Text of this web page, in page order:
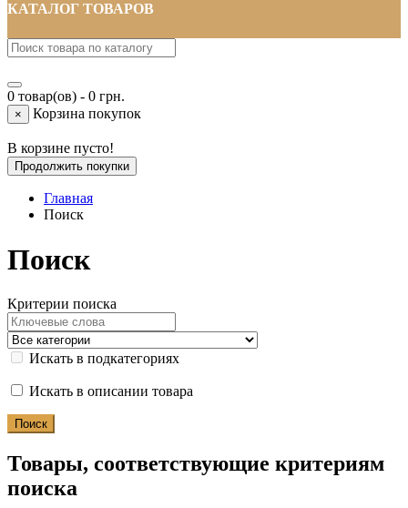
КАТАЛОГ ТОВАРОВ
0 товар(ов) - 0 грн.
× Корзина покупок
В корзине пусто!
Продолжить покупки
Главная
Поиск
Поиск
Критерии поиска
Искать в подкатегориях
Искать в описании товара
Товары, соответствующие критериям
поиска